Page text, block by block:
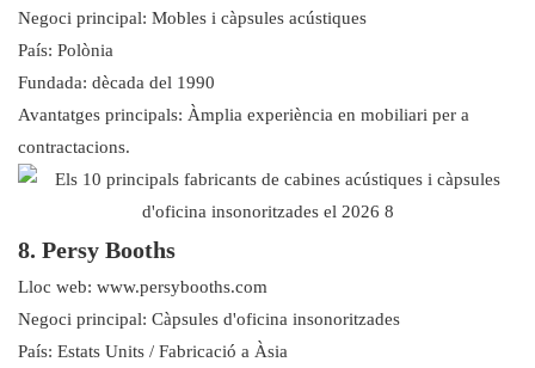
Negoci principal: Mobles i càpsules acústiques
País: Polònia
Fundada: dècada del 1990
Avantatges principals: Àmplia experiència en mobiliari per a
contractacions.
8. Persy Booths
Lloc web: www.persybooths.com
Negoci principal: Càpsules d'oficina insonoritzades
País: Estats Units / Fabricació a Àsia